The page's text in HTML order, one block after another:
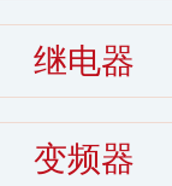
继电器
变频器